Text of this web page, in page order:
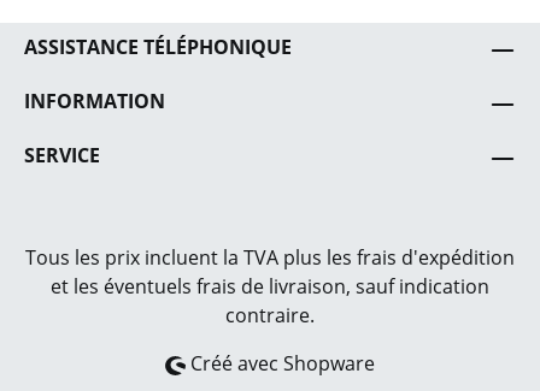
ASSISTANCE TÉLÉPHONIQUE
INFORMATION
SERVICE
Tous les prix incluent la TVA plus les frais d'expédition
et les éventuels frais de livraison, sauf indication
contraire.
Créé avec Shopware